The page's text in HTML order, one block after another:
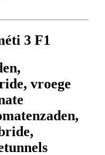
3 F1
vroege